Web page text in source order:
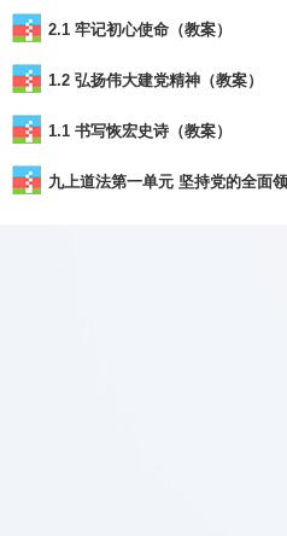
2.1 牢记初心使命（教案）
1.2 弘扬伟大建党精神（教案）
1.1 书写恢宏史诗（教案）
九上道法第一单元 坚持党的全面